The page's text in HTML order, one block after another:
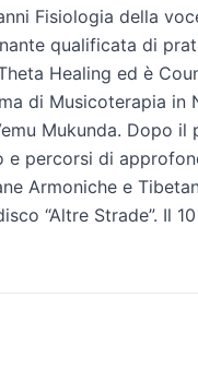
Fisiologia della
qualificata di
Healing ed è
di Musicoterapia in
Mukunda. Dopo il
e percorsi di
Armoniche e
“Altre Strade”. Il